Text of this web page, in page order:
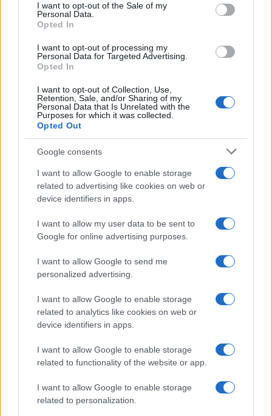
I want to opt-out of the Sale of my
Personal Data.
Opted In
I want to opt-out of processing my
Personal Data for Targeted Advertising.
Opted In
I want to opt-out of Collection, Use,
Retention, Sale, and/or Sharing of my
Personal Data that Is Unrelated with the
Purposes for which it was collected.
Opted Out
Google consents
I want to allow Google to enable storage
related to advertising like cookies on web or
device identifiers in apps.
I want to allow my user data to be sent to
Google for online advertising purposes.
I want to allow Google to send me
personalized advertising.
I want to allow Google to enable storage
related to analytics like cookies on web or
device identifiers in apps.
I want to allow Google to enable storage
related to functionality of the website or app.
I want to allow Google to enable storage
related to personalization.
00:00
Nicola Porro, dalla Zuppa di Porro del 29 aprile
Nicolaporro.it è anche su Whatsapp. È sufficiente
cliccare quiper iscriversi al canale ed essere sempre
12
SEDUTE SATIRICHE